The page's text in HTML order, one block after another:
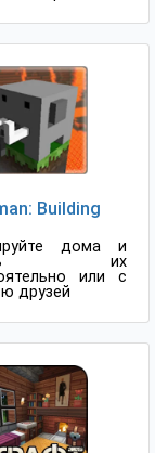
Building
дома и
их
или с
друзей